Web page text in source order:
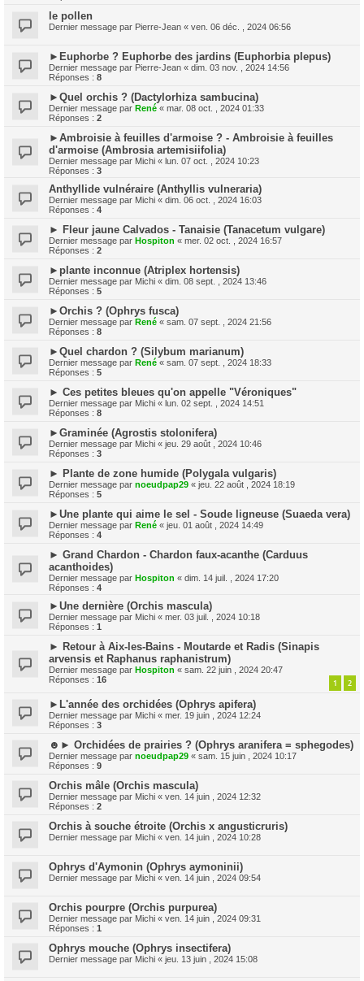
le pollen
Dernier message par Pierre-Jean « ven. 06 déc. , 2024 06:56
►Euphorbe ? Euphorbe des jardins (Euphorbia plepus)
Dernier message par Pierre-Jean « dim. 03 nov. , 2024 14:56
Réponses : 8
►Quel orchis ? (Dactylorhiza sambucina)
Dernier message par René « mar. 08 oct. , 2024 01:33
Réponses : 2
►Ambroisie à feuilles d'armoise ? - Ambroisie à feuilles
d'armoise (Ambrosia artemisiifolia)
Dernier message par Michi « lun. 07 oct. , 2024 10:23
Réponses : 3
Anthyllide vulnéraire (Anthyllis vulneraria)
Dernier message par Michi « dim. 06 oct. , 2024 16:03
Réponses : 4
► Fleur jaune Calvados - Tanaisie (Tanacetum vulgare)
Dernier message par Hospiton « mer. 02 oct. , 2024 16:57
Réponses : 2
►plante inconnue (Atriplex hortensis)
Dernier message par Michi « dim. 08 sept. , 2024 13:46
Réponses : 5
►Orchis ? (Ophrys fusca)
Dernier message par René « sam. 07 sept. , 2024 21:56
Réponses : 8
►Quel chardon ? (Silybum marianum)
Dernier message par René « sam. 07 sept. , 2024 18:33
Réponses : 5
► Ces petites bleues qu'on appelle "Véroniques"
Dernier message par Michi « lun. 02 sept. , 2024 14:51
Réponses : 8
►Graminée (Agrostis stolonifera)
Dernier message par Michi « jeu. 29 août , 2024 10:46
Réponses : 3
► Plante de zone humide (Polygala vulgaris)
Dernier message par noeudpap29 « jeu. 22 août , 2024 18:19
Réponses : 5
►Une plante qui aime le sel - Soude ligneuse (Suaeda vera)
Dernier message par René « jeu. 01 août , 2024 14:49
Réponses : 4
► Grand Chardon - Chardon faux-acanthe (Carduus
acanthoides)
Dernier message par Hospiton « dim. 14 juil. , 2024 17:20
Réponses : 4
►Une dernière (Orchis mascula)
Dernier message par Michi « mer. 03 juil. , 2024 10:18
Réponses : 1
► Retour à Aix-les-Bains - Moutarde et Radis (Sinapis
arvensis et Raphanus raphanistrum)
Dernier message par Hospiton « sam. 22 juin , 2024 20:47
Réponses : 16 1 2
►L'année des orchidées (Ophrys apifera)
Dernier message par Michi « mer. 19 juin , 2024 12:24
Réponses : 3
☻► Orchidées de prairies ? (Ophrys aranifera = sphegodes)
Dernier message par noeudpap29 « sam. 15 juin , 2024 10:17
Réponses : 9
Orchis mâle (Orchis mascula)
Dernier message par Michi « ven. 14 juin , 2024 12:32
Réponses : 2
Orchis à souche étroite (Orchis x angusticruris)
Dernier message par Michi « ven. 14 juin , 2024 10:28
Ophrys d'Aymonin (Ophrys aymoninii)
Dernier message par Michi « ven. 14 juin , 2024 09:54
Orchis pourpre (Orchis purpurea)
Dernier message par Michi « ven. 14 juin , 2024 09:31
Réponses : 1
Ophrys mouche (Ophrys insectifera)
Dernier message par Michi « jeu. 13 juin , 2024 15:08